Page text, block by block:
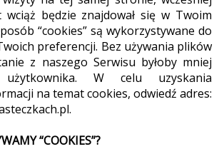
będzie znajdował się w Twoim
“cookies” są wykorzystywane do
preferencji. Bez używania plików
z naszego Serwisu byłoby mniej
W celu uzyskania
na temat cookies, odwiedź adres:
“COOKIES”?